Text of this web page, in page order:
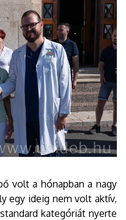
volt a hónapban a nagy
egy ideig nem volt aktív,
kategóriát nyerte